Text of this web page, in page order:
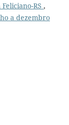
RS ,
a dezembro